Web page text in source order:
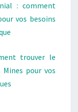
: comment
vos besoins
trouver le
pour vos